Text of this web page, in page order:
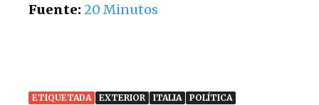
Fuente:20 Minutos
ETIQUETADA EXTERIOR ITALIA POLÍTICA